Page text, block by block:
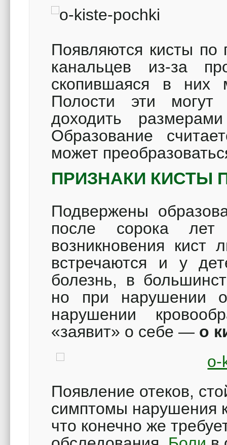
Появляются кисты по
канальцев из-за
скопившаяся в них
Полости эти
доходить
Образование
может
ПРИЗНАКИ КИСТЫ
Подвержены
после сорока
возникновения кист
встречаются и у
болезнь, в
но при нарушении
нарушении
«заявит» о себе — о
Появление отеков,
симптомы нарушения
что конечно же